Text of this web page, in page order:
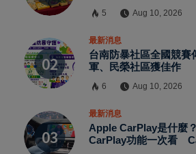
5 Aug 10, 2026
最新消息
台南防暴社區全國競賽
軍、民榮社區獲佳作
6 Aug 10, 2026
最新消息
Apple CarPlay是什麼
CarPlay功能一次看